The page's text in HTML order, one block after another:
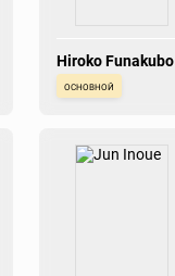
Hiroko Funakubo
основной